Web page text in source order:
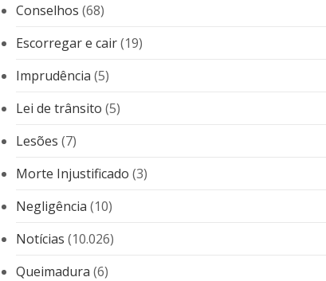
Conselhos (68)
Escorregar e cair(19)
Imprudência (5)
Lei de trânsito (5)
Lesões (7)
Morte Injustificado (3)
Negligência (10)
Notícias (10.026)
Queimadura (6)